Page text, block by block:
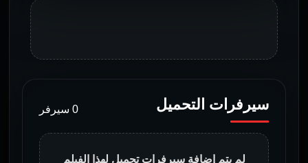
سيرفرات التحميل 0 سيرفر
لم يتم إضافة سيرفرات تحميل لهذا الفيلم